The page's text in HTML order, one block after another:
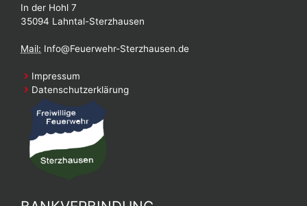
In der Hohl 7
35094 Lahntal-Sterzhausen
Mail: Info@Feuerwehr-Sterzhausen.de
Impressum
Datenschutzerklärung